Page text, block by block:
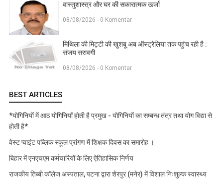
वास्तुशास्त्र और घर की सकारात्मक ऊर्जा
08/08/2026 - 0 Komentar
मिथिला की मिट्टी की खुशबू अब ऑस्ट्रेलिया तक पहुंच रही है :
संजय सरावगी
08/08/2026 - 0 Komentar
BEST ARTICLES
*योगिनियों में आठ योगिनियाँ होती है प्रमुख - योगिनियों का सम्बन्ध तंत्र तथा योग विद्या से
होती है*
वेस्ट प्वाइंट पब्लिक स्कूल प्रांगण में शिक्षक दिवस का समारोह ।
बिहार में एनएचएम कर्मचारियों के लिए ऐतिहासिक निर्णय
राजकीय तिब्बी कॉलेज अस्पताल, पटना द्वारा शेरपुर (मनेर) में विशाल निःशुल्क स्वास्थ्य